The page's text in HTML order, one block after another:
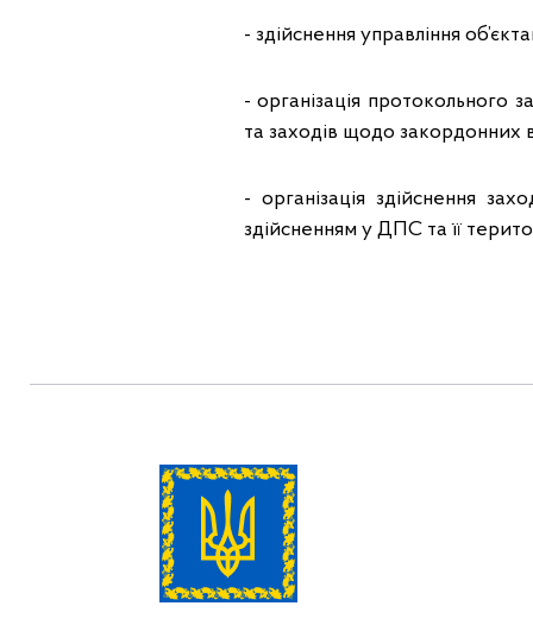
- здійснення управління
- організація
та заходів щодо закордонних
- організація здійснення
здійсненням у ДПС та її